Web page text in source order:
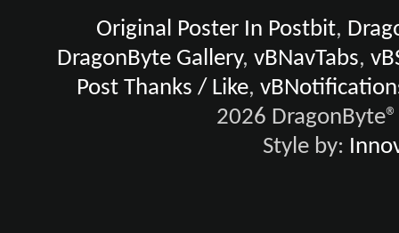
Die Eigentümer von 49th Black
und Beiträge zu löschen, zu
Original Poster In Postbit,
DragonByte Gallery,vBNavTabs,
Post Thanks / Like,
2026
Style by: